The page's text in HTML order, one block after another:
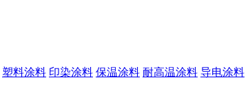
塑料涂料 印染涂料 保温涂料 耐高温涂料 导电涂料